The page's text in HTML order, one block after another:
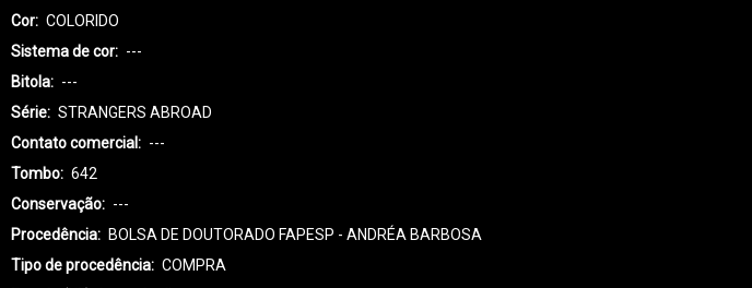
Cor
COLORIDO
Sistema de cor
---
Bitola
---
Série
STRANGERS ABROAD
Contato comercial
---
Tombo
642
Conservação
---
Procedência
BOLSA DE DOUTORADO FAPESP - ANDRÉA BARBOSA
Tipo de procedência
COMPRA